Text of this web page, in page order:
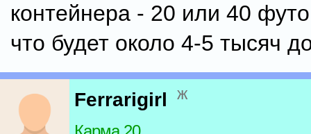
контейнера - 20 или 40
что будет около 4-5 тысяч
Ferrarigirl ж